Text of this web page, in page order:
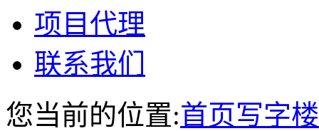
项目代理
联系我们
您当前的位置:首页写字